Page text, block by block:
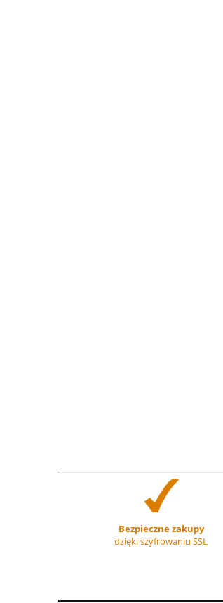
Bezpieczne zakupy
dzięki szyfrowaniu SSL